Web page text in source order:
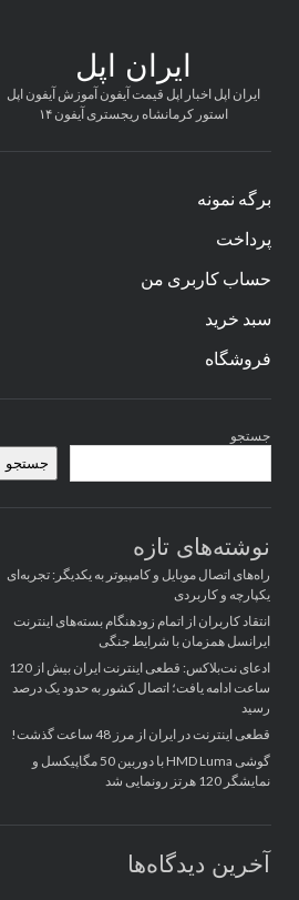
ایران اپل
ایران اپل اخبار اپل قیمت آیفون آموزش آیفون اپل
استور کرمانشاه ریجستری آیفون ۱۴
برگه نمونه
پرداخت
حساب کاربری من
سبد خرید
فروشگاه
کناری
جستجو
جستجو
نوشته‌های تازه
راه‌های اتصال موبایل و کامپیوتر به یکدیگر: تجربه‌ای
یکپارچه و کاربردی
انتقاد کاربران از اتمام زودهنگام بسته‌های اینترنت
ایرانسل همزمان با شرایط جنگی
ادعای نت‌بلاکس: قطعی اینترنت ایران بیش از 120
ساعت ادامه یافت؛ اتصال کشور به حدود یک درصد
رسید
قطعی اینترنت در ایران از مرز 48 ساعت گذشت!
گوشی HMD Luma با دوربین 50 مگاپیکسل و
نمایشگر 120 هرتز رونمایی شد
آخرین دیدگاه‌ها